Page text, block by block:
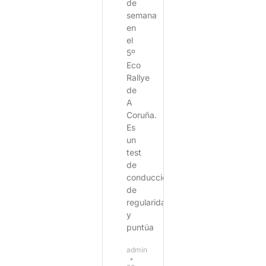
de
semana
en
el
5º
Eco
Rallye
de
A
Coruña.
Es
un
test
de
conducción
de
regularidad
y
puntúa
admin